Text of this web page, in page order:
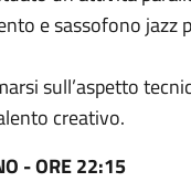
e sassofono jazz
sull’aspetto
creativo.
- ORE 22:15